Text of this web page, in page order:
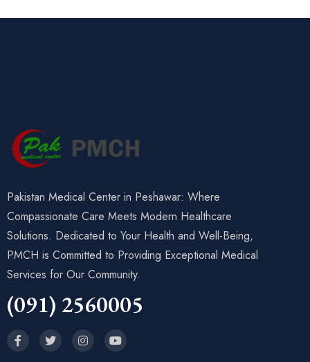
Pakistan Medical Center in Peshawar: Where
Compassionate Care Meets Modern Healthcare
Solutions. Dedicated to Your Health and Well-Being,
PMCH is Committed to Providing Exceptional Medical
Services for Our Community.
(091) 2560005